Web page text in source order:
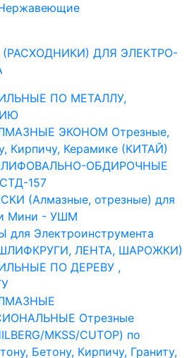
(РАСХОДНИКИ) ДЛЯ ЭЛЕКТРО-
ПО МЕТАЛЛУ,
ЭКОНОМ Отрезные,
Кирпичу, Керамике (КИТАЙ)
ОБДИРОЧНЫЕ
157
(Алмазные, отрезные) для
Мини - УШМ
для Электроинструмента
ЛЕНТА, ШАРОЖКИ)
ПО ДЕРЕВУ ,
Отрезные
MKSS/CUTOP) по
Бетону, Кирпичу, Граниту,